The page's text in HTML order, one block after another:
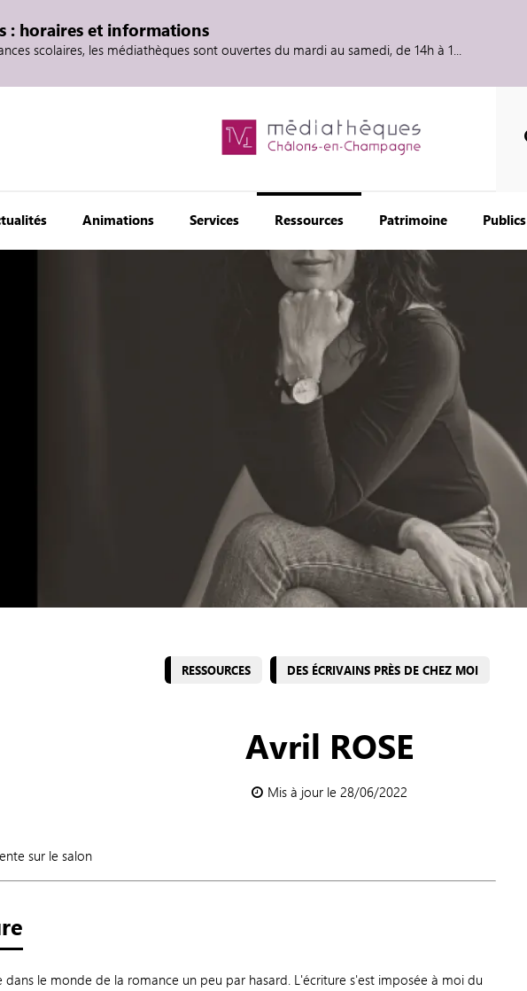
: horaires et informations
scolaires, les médiathèques sont ouvertes du mardi au samedi, de 14h à 1...
Animations Services Ressources Patrimoine Publics
RESSOURCES DES ÉCRIVAINS PRÈS DE CHEZ MOI
Avril ROSE
Mis à jour le 28/06/2022
sur le salon
dans le monde de la romance un peu par hasard. L'écriture s'est imposée à moi du